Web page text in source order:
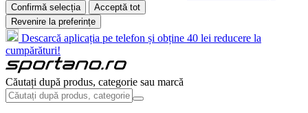
Confirmă selecția
Acceptă tot
Revenire la preferințe
Descarcă aplicația pe telefon și obține 40 lei reducere la
cumpărături!
Căutați după produs, categorie sau marcă